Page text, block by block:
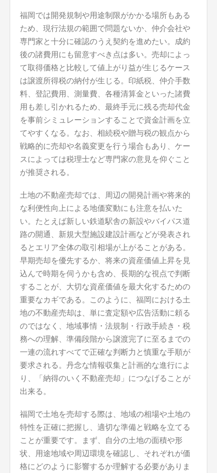
福岡では開発規制や用途制限がかかる場所もある
ため、現行法規の範囲で問題ないか、仲介会社や
専門家と十分に確認のうえ契約を進めたい。成約
後の諸費用にも留意すべき点は多い。売却によっ
て取得価格と比較して値上がり益が生じるケース
は譲渡所得税の納付が生じる。印紙税、仲介手数
料、登記費用、測量費、各種清算金といった諸費
用も差し引かれるため、最終手元に残る売却代金
を事前シミュレーションすることで資金計画を立
てやすくなる。なお、相続税や贈与税の観点から
戦略的に売却や名義変更を行う場合もあり、ケー
スによっては税理士など専門家の意見を仰ぐこと
が推奨される。
土地の不動産売却では、周辺の開発計画や将来的
な利便性向上による地価変動にも注意を払いた
い。たとえば新しい鉄道駅舎の新設やバイパス道
路の開通、新規大型施設建設計画などが発表され
るとエリア全体の取引相場が上がることがある。
早期売却を優先するか、将来の資産価値上昇を見
込んで時期を伺うかも含め、長期的な視点で判断
することが、大切な資産価値を最大化するための
重要なカギである。このように、福岡における土
地の不動産売却は、単に査定額や広告活動に頼る
のではなく、地域事情・法規制・行政手続き・税
務への理解、準備段階から譲渡完了に至るまでの
一連の流れすべてで正確な判断力と慎重な手順が
要求される。丹念な情報収集と計画的な進行によ
り、「納得のいく不動産売却」につなげることが
出来る。
福岡で土地を売却する際は、地域の相場や土地の
特性を正確に把握し、適切な準備と戦略を立てる
ことが重要です。まず、自分の土地の面積や形
状、用途地域や周辺環境を確認し、それぞれが価
格にどのように影響するか理解する必要がありま